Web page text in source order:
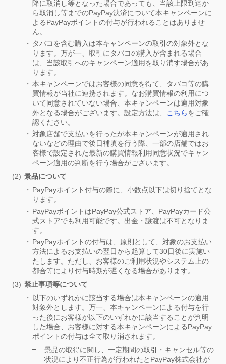
降に取消し等となった場合であっても、当該上限到達か
ら取消し等までのPayPay決済について本キャンペーンに
よるPayPayポイントの付与が行われることはありませ
ん。
タバコを含む購入は本キャンペーンの取引の対象外とな
ります。万が一、取引にタバコの購入が含まれる場合
は、当該取引へのキャンペーン適用を取り消す場合があ
ります。
本キャンペーンではお客様の同意を得て、タバコ等の購
買情報が当社に連携されます。なお購買情報の利用につ
いて同意されていない場合、本キャンペーンは適用対象
外となる場合がございます。設定方法は、
こちらをご確
認ください。
対象店舗で支払いを行ったが本キャンペーンが適用され
ないなどの理由で後日補填を行う際、一部の店舗ではお
客様で設定された最新の購買情報利用同意状況でキャン
ペーン適用の判断を行う場合がございます。
景品について
PayPayポイント付与の際に、小数点以下は切り捨てとな
ります。
PayPayポイントはPayPay公式ストア、PayPayカード公
式ストアでも利用可能です。出金・譲渡は不可となりま
す。
PayPayポイントの付与は、原則として、対象のお支払い
方法によるお支払いの翌日から起算して30日後に実施い
たします。ただし、お客様のご利用状況やシステム上の
都合等により付与時期が遅くなる場合があります。
禁止事項等について
以下のいずれかに該当する場合は本キャンペーンの適用
対象外とします。万一、本キャンペーンによる付与を行
った後にお客様が以下のいずれかに該当することが判明
した場合、お客様に対する本キャンペーンによるPayPay
ポイントの付与は全て取り消されます。
景品の取得に関し、一定期間の取引・キャンセル等の
状況により不正行為が行われたとPayPay株式会社が